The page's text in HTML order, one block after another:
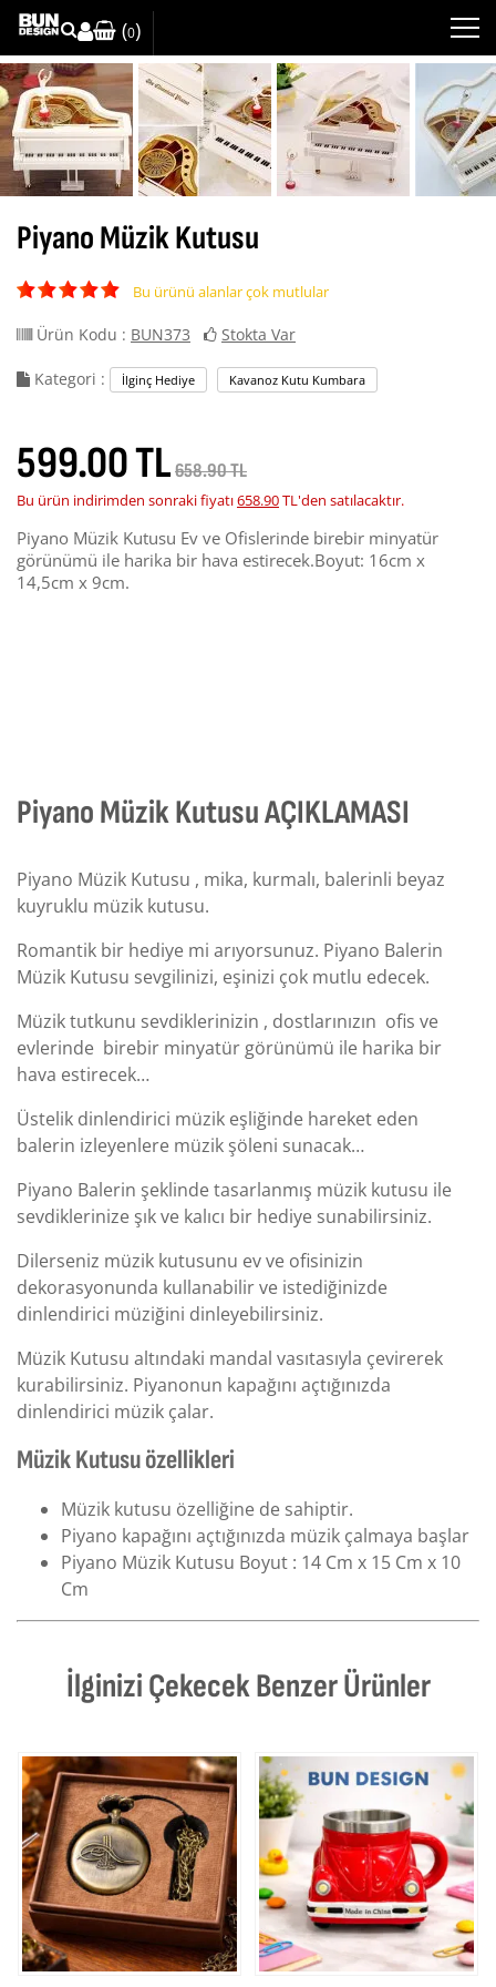
(0)
Piyano Müzik Kutusu
Bu ürünü alanlar çok mutlular
Ürün Kodu : BUN373 Stokta Var
Kategori : İlginç Hediye Kavanoz Kutu Kumbara
599.00 TL658.90 TL
Bu ürün indirimden sonraki fiyatı658.90TL'den satılacaktır.
Piyano Müzik Kutusu Ev ve Ofislerinde birebir minyatür
görünümü ile harika bir hava estirecek.Boyut: 16cm x
14,5cm x 9cm.
Piyano Müzik Kutusu AÇIKLAMASI
Piyano Müzik Kutusu , mika, kurmalı, balerinli beyaz
kuyruklu müzik kutusu.
Romantik bir hediye mi arıyorsunuz. Piyano Balerin
Müzik Kutusu sevgilinizi, eşinizi çok mutlu edecek.
Müzik tutkunu sevdiklerinizin , dostlarınızın ofis ve
evlerinde birebir minyatür görünümü ile harika bir
hava estirecek…
Üstelik dinlendirici müzik eşliğinde hareket eden
balerin izleyenlere müzik şöleni sunacak…
Piyano Balerin şeklinde tasarlanmış müzik kutusu ile
sevdiklerinize şık ve kalıcı bir hediye sunabilirsiniz.
Dilerseniz müzik kutusunu ev ve ofisinizin
dekorasyonunda kullanabilir ve istediğinizde
dinlendirici müziğini dinleyebilirsiniz.
Müzik Kutusu altındaki mandal vasıtasıyla çevirerek
kurabilirsiniz. Piyanonun kapağını açtığınızda
dinlendirici müzik çalar.
Müzik Kutusu özellikleri
Müzik kutusu özelliğine de sahiptir.
Piyano kapağını açtığınızda müzik çalmaya başlar
Piyano Müzik Kutusu Boyut : 14 Cm x 15 Cm x 10
Cm
İlginizi Çekecek Benzer Ürünler